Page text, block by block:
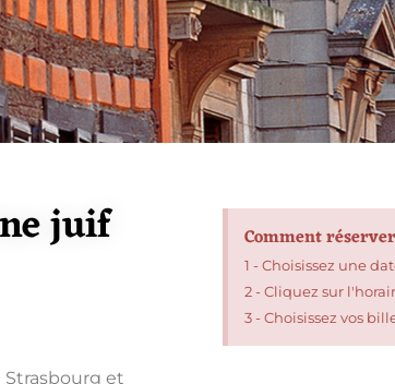
juif
Strasbourg et
Comment
1 - Choisissez une
2 - Cliquez sur
3 - Choisissez vos